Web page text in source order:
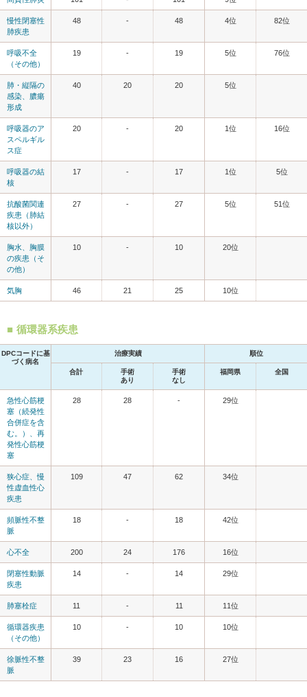
慢性閉塞性
肺疾患
48 - 48 4位 82位
呼吸不全
（その他）
19 - 19 5位 76位
肺・縦隔の
感染、膿瘍
形成
40 20 20 5位
呼吸器のア
スペルギル
ス症
20 - 20 1位 16位
呼吸器の結
核
17 - 17 1位 5位
抗酸菌関連
疾患（肺結
核以外）
27 - 27 5位 51位
胸水、胸膜
の疾患（そ
の他）
10 - 10 20位
気胸 46 21 25 10位
循環器系疾患
DPCコードに基
づく病名
治療実績 順位
合計
手術
あり
手術
なし
福岡県 全国
急性心筋梗
塞（続発性
合併症を含
む。）、再
発性心筋梗
塞
28 28 - 29位
狭心症、慢
性虚血性心
疾患
109 47 62 34位
頻脈性不整
脈
18 - 18 42位
心不全 200 24 176 16位
閉塞性動脈
疾患
14 - 14 29位
肺塞栓症 11 - 11 11位
循環器疾患
（その他）
10 - 10 10位
徐脈性不整
脈
39 23 16 27位